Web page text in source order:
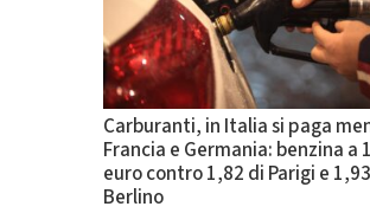
Carburanti, in Italia si paga
Francia e Germania: benzina a
euro contro 1,82 di Parigi e
Berlino